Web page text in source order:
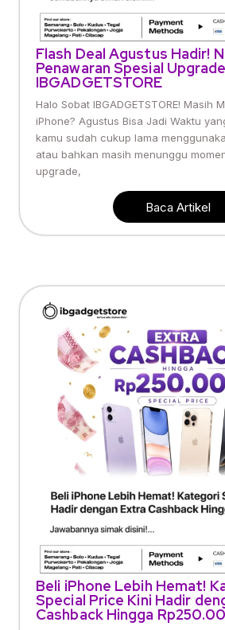
Flash Deal Agustus Hadir!
Penawaran Spesial
IBGADGETSTORE
Halo Sobat IBGADGETSTORE! Masih
iPhone? Agustus Bisa Jadi Waktu
kamu sudah cukup lama
atau bahkan masih menunggu
upgrade,
Baca Artikel
Beli iPhone Lebih Hemat!
Special Price Kini Hadir
Cashback Hingga